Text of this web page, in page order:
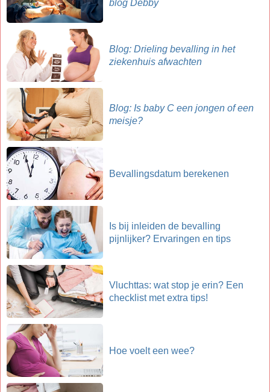
blog Debby
Blog: Drieling bevalling in het
ziekenhuis afwachten
Blog: Is baby C een jongen of een
meisje?
Bevallingsdatum berekenen
Is bij inleiden de bevalling
pijnlijker? Ervaringen en tips
Vluchttas: wat stop je erin? Een
checklist met extra tips!
Hoe voelt een wee?